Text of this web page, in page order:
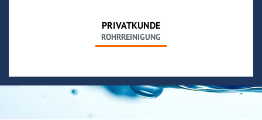
PRIVATKUNDE
ROHRREINIGUNG